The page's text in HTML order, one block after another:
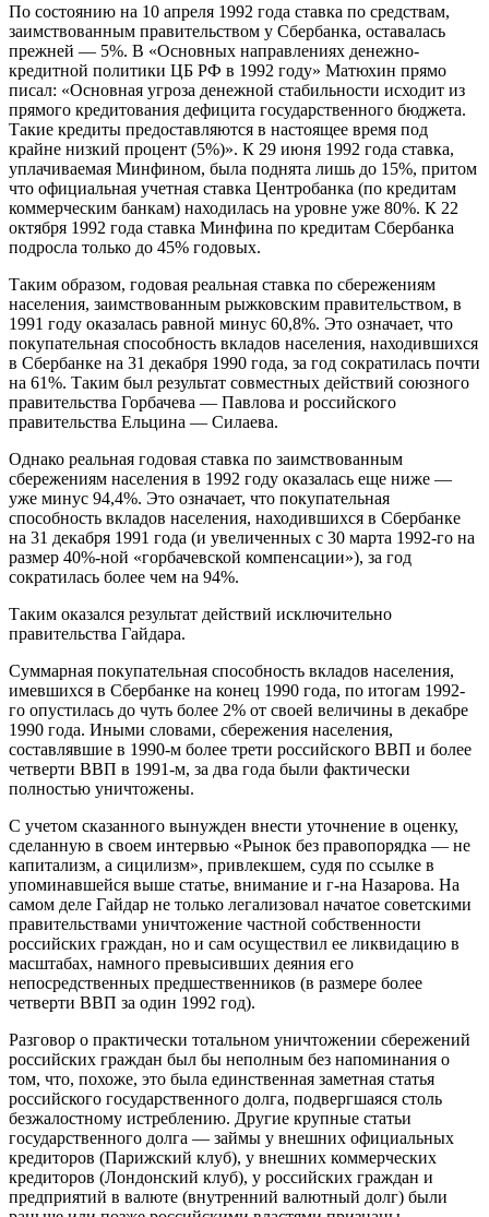
По состоянию на 10 апреля 1992 года ставка по средствам,
заимствованным правительством у Сбербанка, оставалась
прежней — 5%. В «Основных направлениях денежно-
кредитной политики ЦБ РФ в 1992 году» Матюхин прямо
писал: «Основная угроза денежной стабильности исходит из
прямого кредитования дефицита государственного бюджета.
Такие кредиты предоставляются в настоящее время под
крайне низкий процент (5%)». К 29 июня 1992 года ставка,
уплачиваемая Минфином, была поднята лишь до 15%, притом
что официальная учетная ставка Центробанка (по кредитам
коммерческим банкам) находилась на уровне уже 80%. К 22
октября 1992 года ставка Минфина по кредитам Сбербанка
подросла только до 45% годовых.
Таким образом, годовая реальная ставка по сбережениям
населения, заимствованным рыжковским правительством, в
1991 году оказалась равной минус 60,8%. Это означает, что
покупательная способность вкладов населения, находившихся
в Сбербанке на 31 декабря 1990 года, за год сократилась почти
на 61%. Таким был результат совместных действий союзного
правительства Горбачева — Павлова и российского
правительства Ельцина — Силаева.
Однако реальная годовая ставка по заимствованным
сбережениям населения в 1992 году оказалась еще ниже —
уже минус 94,4%. Это означает, что покупательная
способность вкладов населения, находившихся в Сбербанке
на 31 декабря 1991 года (и увеличенных с 30 марта 1992-го на
размер 40%-ной «горбачевской компенсации»), за год
сократилась более чем на 94%.
Таким оказался результат действий исключительно
правительства Гайдара.
Суммарная покупательная способность вкладов населения,
имевшихся в Сбербанке на конец 1990 года, по итогам 1992-
го опустилась до чуть более 2% от своей величины в декабре
1990 года. Иными словами, сбережения населения,
составлявшие в 1990-м более трети российского ВВП и более
четверти ВВП в 1991-м, за два года были фактически
полностью уничтожены.
С учетом сказанного вынужден внести уточнение в оценку,
сделанную в своем интервью «Рынок без правопорядка — не
капитализм, а сицилизм», привлекшем, судя по ссылке в
упоминавшейся выше статье, внимание и г-на Назарова. На
самом деле Гайдар не только легализовал начатое советскими
правительствами уничтожение частной собственности
российских граждан, но и сам осуществил ее ликвидацию в
масштабах, намного превысивших деяния его
непосредственных предшественников (в размере более
четверти ВВП за один 1992 год).
Разговор о практически тотальном уничтожении сбережений
российских граждан был бы неполным без напоминания о
том, что, похоже, это была единственная заметная статья
российского государственного долга, подвергшаяся столь
безжалостному истреблению. Другие крупные статьи
государственного долга — займы у внешних официальных
кредиторов (Парижский клуб), у внешних коммерческих
кредиторов (Лондонский клуб), у российских граждан и
предприятий в валюте (внутренний валютный долг) были